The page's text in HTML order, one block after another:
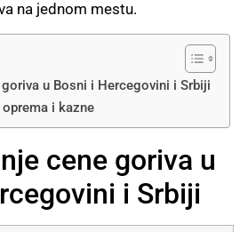
na jednom mestu.
u Bosni i Hercegovini i Srbiji
i kazne
cene goriva u
i Srbiji